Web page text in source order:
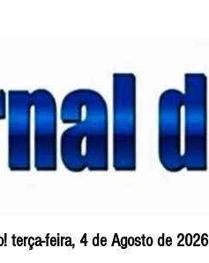
terça-feira, 4 de Agosto de 2026